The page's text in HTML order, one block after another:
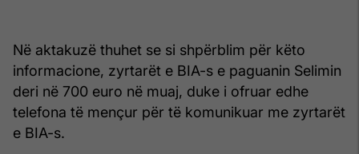
Në aktakuzë thuhet se si shpërblim për këto
informacione, zyrtarët e BIA-s e paguanin Selimin
deri në 700 euro në muaj, duke i ofruar edhe
telefona të mençur për të komunikuar me zyrtarët
e BIA-s.